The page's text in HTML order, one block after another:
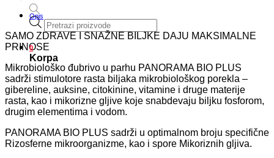
Products
search
0
Korpa
Opis
SAMO ZDRAVE I SNAŽNE BILJKE DAJU MAKSIMALNE
PRINOSE
Mikrobiološko đubrivo u parhu PANORAMA BIO PLUS
sadrži stimulotore rasta biljaka mikrobiološkog porekla –
gibereline, auksine, citokinine, vitamine i druge materije
rasta, kao i mikorizne gljive koje snabdevaju biljku fosforom,
drugim elementima i vodom.
PANORAMA BIO PLUS sadrži u optimalnom broju specifične
Rizosferne mikroorganizme, kao i spore Mikoriznih gljiva.